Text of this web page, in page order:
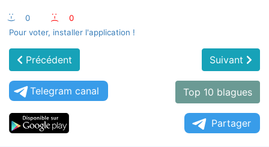
:-) 0 :-(
0
Pour voter, installer l'application !
Précédent Suivant
Telegram canal Top 10 blagues
Partager